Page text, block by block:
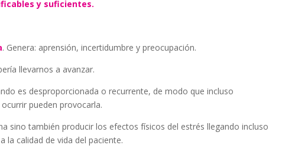
y suficientes.
. Genera: aprensión, incertidumbre y preocupación.
llevarnos a avanzar.
es desproporcionada o recurrente, de modo que incluso
pueden provocarla.
sino también producir los efectos físicos del estrés llegando incluso
la calidad de vida del paciente.